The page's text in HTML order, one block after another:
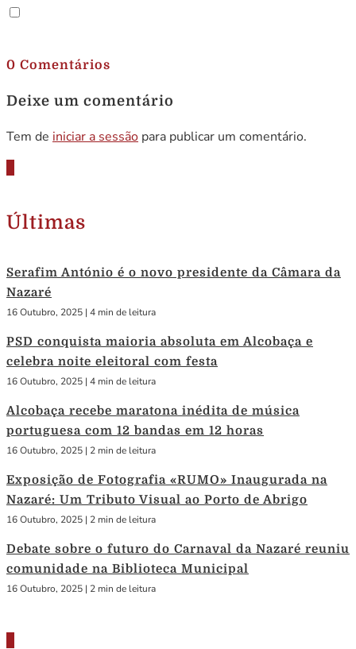
0 Comentários
Deixe um comentário
Tem de iniciar a sessão para publicar um comentário.
Últimas
Serafim António é o novo presidente da Câmara da
Nazaré
16 Outubro, 2025 | 4 min de leitura
PSD conquista maioria absoluta em Alcobaça e
celebra noite eleitoral com festa
16 Outubro, 2025 | 4 min de leitura
Alcobaça recebe maratona inédita de música
portuguesa com 12 bandas em 12 horas
16 Outubro, 2025 | 2 min de leitura
Exposição de Fotografia «RUMO» Inaugurada na
Nazaré: Um Tributo Visual ao Porto de Abrigo
16 Outubro, 2025 | 2 min de leitura
Debate sobre o futuro do Carnaval da Nazaré reuniu
comunidade na Biblioteca Municipal
16 Outubro, 2025 | 2 min de leitura